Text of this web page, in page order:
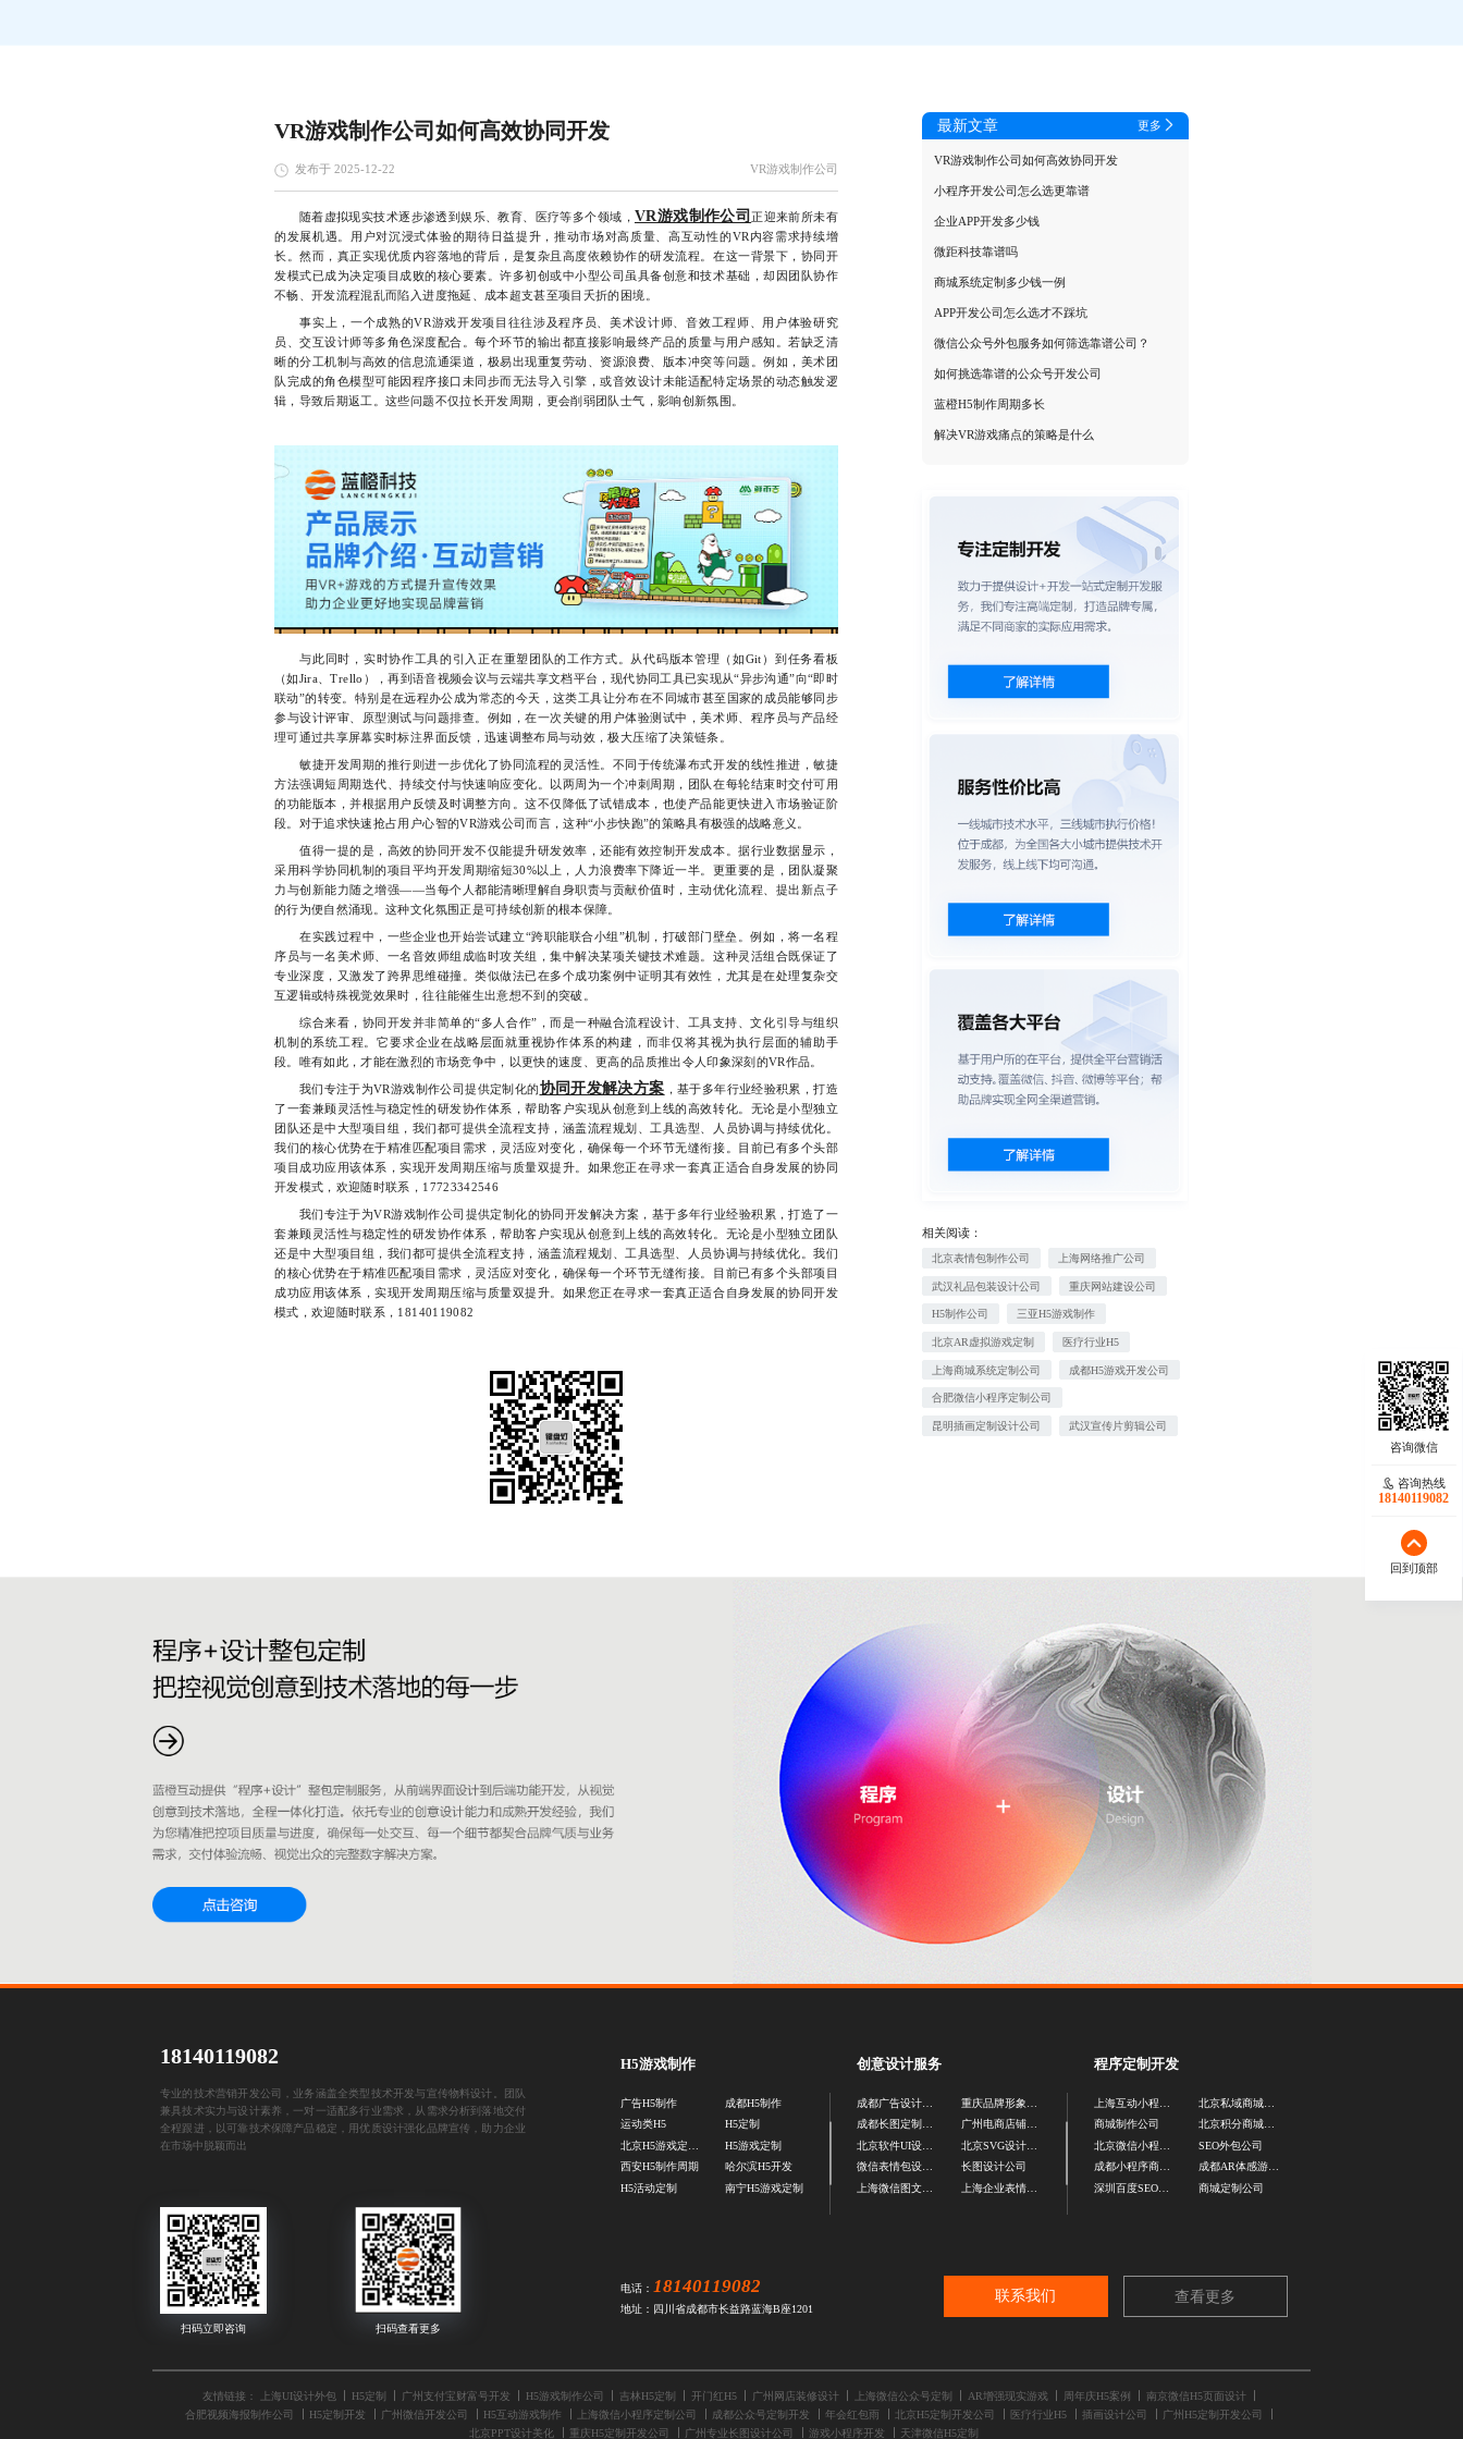
VR游戏制作公司如何高效协同开发
发布于 2025-12-22 VR游戏制作公司
随着虚拟现实技术逐步渗透到娱乐、教育、医疗等多个领域， VR游戏制作公司正迎来前所未有
的发展机遇。用户对沉浸式体验的期待日益提升，推动市场对高质量、高互动性的VR内容需求持续增
长。然而，真正实现优质内容落地的背后，是复杂且高度依赖协作的研发流程。在这一背景下，协同开
发模式已成为决定项目成败的核心要素。许多初创或中小型公司虽具备创意和技术基础，却因团队协作
不畅、开发流程混乱而陷入进度拖延、成本超支甚至项目夭折的困境。
事实上，一个成熟的VR游戏开发项目往往涉及程序员、美术设计师、音效工程师、用户体验研究
员、交互设计师等多角色深度配合。每个环节的输出都直接影响最终产品的质量与用户感知。若缺乏清
晰的分工机制与高效的信息流通渠道，极易出现重复劳动、资源浪费、版本冲突等问题。例如，美术团
队完成的角色模型可能因程序接口未同步而无法导入引擎，或音效设计未能适配特定场景的动态触发逻
辑，导致后期返工。这些问题不仅拉长开发周期，更会削弱团队士气，影响创新氛围。
与此同时，实时协作工具的引入正在重塑团队的工作方式。从代码版本管理（如Git）到任务看板
（如Jira、Trello），再到语音视频会议与云端共享文档平台，现代协同工具已实现从“异步沟通”向“即时
联动”的转变。特别是在远程办公成为常态的今天，这类工具让分布在不同城市甚至国家的成员能够同步
参与设计评审、原型测试与问题排查。例如，在一次关键的用户体验测试中，美术师、程序员与产品经
理可通过共享屏幕实时标注界面反馈，迅速调整布局与动效，极大压缩了决策链条。
敏捷开发周期的推行则进一步优化了协同流程的灵活性。不同于传统瀑布式开发的线性推进，敏捷
方法强调短周期迭代、持续交付与快速响应变化。以两周为一个冲刺周期，团队在每轮结束时交付可用
的功能版本，并根据用户反馈及时调整方向。这不仅降低了试错成本，也使产品能更快进入市场验证阶
段。对于追求快速抢占用户心智的VR游戏公司而言，这种“小步快跑”的策略具有极强的战略意义。
值得一提的是，高效的协同开发不仅能提升研发效率，还能有效控制开发成本。据行业数据显示，
采用科学协同机制的项目平均开发周期缩短30%以上，人力浪费率下降近一半。更重要的是，团队凝聚
力与创新能力随之增强——当每个人都能清晰理解自身职责与贡献价值时，主动优化流程、提出新点子
的行为便自然涌现。这种文化氛围正是可持续创新的根本保障。
在实践过程中，一些企业也开始尝试建立“跨职能联合小组”机制，打破部门壁垒。例如，将一名程
序员与一名美术师、一名音效师组成临时攻关组，集中解决某项关键技术难题。这种灵活组合既保证了
专业深度，又激发了跨界思维碰撞。类似做法已在多个成功案例中证明其有效性，尤其是在处理复杂交
互逻辑或特殊视觉效果时，往往能催生出意想不到的突破。
综合来看，协同开发并非简单的“多人合作”，而是一种融合流程设计、工具支持、文化引导与组织
机制的系统工程。它要求企业在战略层面就重视协作体系的构建，而非仅将其视为执行层面的辅助手
段。唯有如此，才能在激烈的市场竞争中，以更快的速度、更高的品质推出令人印象深刻的VR作品。
我们专注于为VR游戏制作公司提供定制化的协同开发解决方案 ，基于多年行业经验积累，打造
了一套兼顾灵活性与稳定性的研发协作体系，帮助客户实现从创意到上线的高效转化。无论是小型独立
团队还是中大型项目组，我们都可提供全流程支持，涵盖流程规划、工具选型、人员协调与持续优化。
我们的核心优势在于精准匹配项目需求，灵活应对变化，确保每一个环节无缝衔接。目前已有多个头部
项目成功应用该体系，实现开发周期压缩与质量双提升。如果您正在寻求一套真正适合自身发展的协同
开发模式，欢迎随时联系，17723342546
我们专注于为VR游戏制作公司提供定制化的协同开发解决方案，基于多年行业经验积累，打造了一
套兼顾灵活性与稳定性的研发协作体系，帮助客户实现从创意到上线的高效转化。无论是小型独立团队
还是中大型项目组，我们都可提供全流程支持，涵盖流程规划、工具选型、人员协调与持续优化。我们
的核心优势在于精准匹配项目需求，灵活应对变化，确保每一个环节无缝衔接。目前已有多个头部项目
成功应用该体系，实现开发周期压缩与质量双提升。如果您正在寻求一套真正适合自身发展的协同开发
模式，欢迎随时联系，18140119082
最新文章 更多
VR游戏制作公司如何高效协同开发
小程序开发公司怎么选更靠谱
企业APP开发多少钱
微距科技靠谱吗
商城系统定制多少钱一例
APP开发公司怎么选才不踩坑
微信公众号外包服务如何筛选靠谱公司？
如何挑选靠谱的公众号开发公司
蓝橙H5制作周期多长
解决VR游戏痛点的策略是什么
相关阅读：
北京表情包制作公司 上海网络推广公司
武汉礼品包装设计公司 重庆网站建设公司
H5制作公司 三亚H5游戏制作
北京AR虚拟游戏定制 医疗行业H5
上海商城系统定制公司 成都H5游戏开发公司
合肥微信小程序定制公司
昆明插画定制设计公司 武汉宣传片剪辑公司
咨询热线
18140119082
回到顶部
18140119082
专业的技术营销开发公司，业务涵盖全类型技术开发与宣传物料设计。团队
兼具技术实力与设计素养，一对一适配多行业需求，从需求分析到落地交付
全程跟进，以可靠技术保障产品稳定，用优质设计强化品牌宣传，助力企业
在市场中脱颖而出
H5游戏制作
广告H5制作
运动类H5
西安H5制作周期
H5活动定制
成都H5制作
H5定制
H5游戏定制
哈尔滨H5开发
南宁H5游戏定制
创意设计服务
微信表情包设计公司
长图设计公司
程序定制开发
商城制作公司
成都小程序商城定制
深圳百度SEO公司
北京私域商城开发公司
北京积分商城开发公司
SEO外包公司
成都AR体感游戏定制
商城定制公司
电话： 18140119082
地址：四川省成都市长益路蓝海B座1201
联系我们 查看更多
友情链接： 上海UI设计外包 H5定制 广州支付宝财富号开发 H5游戏制作公司 吉林H5定制 开门红H5 广州网店装修设计 上海微信公众号定制 AR增强现实游戏 周年庆H5案例
南京微信H5页面设计
合肥视频海报制作公司
H5定制开发 广州微信开发公司 H5互动游戏制作 上海微信小程序定制公司 成都公众号定制开发 年会红包雨 北京H5定制开发公司 医疗行业H5 插画设计公司
广州H5定制开发公司
北京PPT设计美化
重庆H5定制开发公司 广州专业长图设计公司 游戏小程序开发 天津微信H5定制